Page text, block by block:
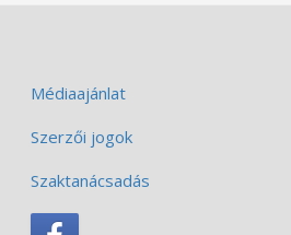
Médiaajánlat
Szerzői jogok
Szaktanácsadás